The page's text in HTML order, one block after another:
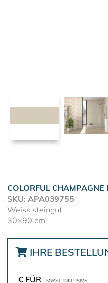
COLORFUL CHAMPAGNE
SKU: APA039755
Weiss steingut
30×90 cm
IHRE
€ FÜR MWST. INKLUSIVE